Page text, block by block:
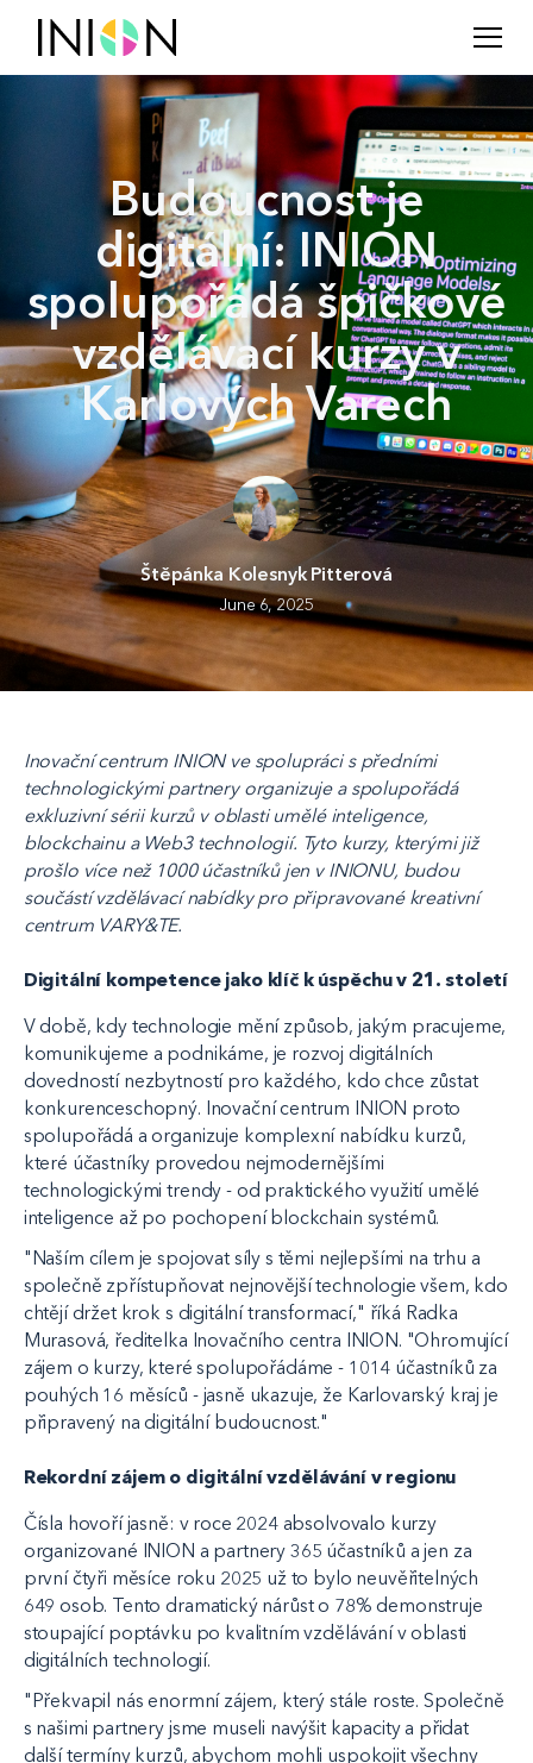
Budoucnost je
digitální: INION
spolupořádá špičkové
vzdělávací kurzy v
Karlových Varech
Štěpánka Kolesnyk Pitterová
June 6, 2025
Inovační centrum INION ve spolupráci s předními
technologickými partnery organizuje a spolupořádá
exkluzivní sérii kurzů v oblasti umělé inteligence,
blockchainu a Web3 technologií. Tyto kurzy, kterými již
prošlo více než 1000 účastníků jen v INIONU, budou
součástí vzdělávací nabídky pro připravované kreativní
centrum VARY&TE.
Digitální kompetence jako klíč k úspěchu v 21. století
V době, kdy technologie mění způsob, jakým pracujeme,
komunikujeme a podnikáme, je rozvoj digitálních
dovedností nezbytností pro každého, kdo chce zůstat
konkurenceschopný. Inovační centrum INION proto
spolupořádá a organizuje komplexní nabídku kurzů,
které účastníky provedou nejmodernějšími
technologickými trendy - od praktického využití umělé
inteligence až po pochopení blockchain systémů.
"Naším cílem je spojovat síly s těmi nejlepšími na trhu a
společně zpřístupňovat nejnovější technologie všem, kdo
chtějí držet krok s digitální transformací," říká Radka
Murasová, ředitelka Inovačního centra INION. "Ohromující
zájem o kurzy, které spolupořádáme - 1014 účastníků za
pouhých 16 měsíců - jasně ukazuje, že Karlovarský kraj je
připravený na digitální budoucnost."
Rekordní zájem o digitální vzdělávání v regionu
Čísla hovoří jasně: v roce 2024 absolvovalo kurzy
organizované INION a partnery 365 účastníků a jen za
první čtyři měsíce roku 2025 už to bylo neuvěřitelných
649 osob. Tento dramatický nárůst o 78% demonstruje
stoupající poptávku po kvalitním vzdělávání v oblasti
digitálních technologií.
"Překvapil nás enormní zájem, který stále roste. Společně
s našimi partnery jsme museli navýšit kapacity a přidat
další termíny kurzů, abychom mohli uspokojit všechny